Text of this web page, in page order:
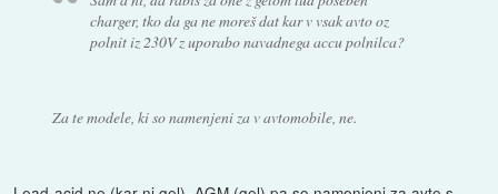
charger, tko da ga ne moreš dat kar v vsak avto oz
polnit iz 230V z uporabo navadnega accu polnilca?
Za te modele, ki so namenjeni za v avtomobile, ne.